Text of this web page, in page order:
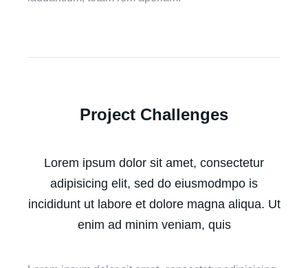
Project Challenges
Lorem ipsum dolor sit amet, consectetur
adipisicing elit, sed do eiusmodmpo is
incididunt ut labore et dolore magna aliqua. Ut
enim ad minim veniam, quis